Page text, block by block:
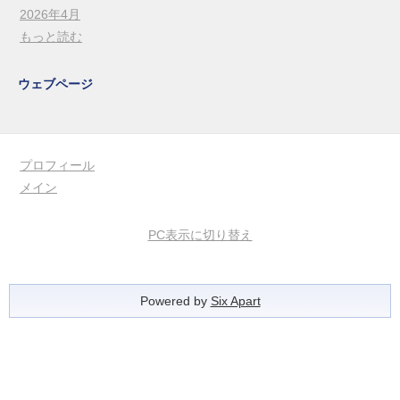
2026年4月
もっと読む
ウェブページ
プロフィール
メイン
PC表示に切り替え
Powered by Six Apart